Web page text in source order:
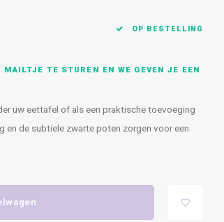
OP BESTELLING
TE STUREN EN WE GEVEN JE EEN
uw eettafel of als een praktische toevoeging
en de subtiele zwarte poten zorgen voor een